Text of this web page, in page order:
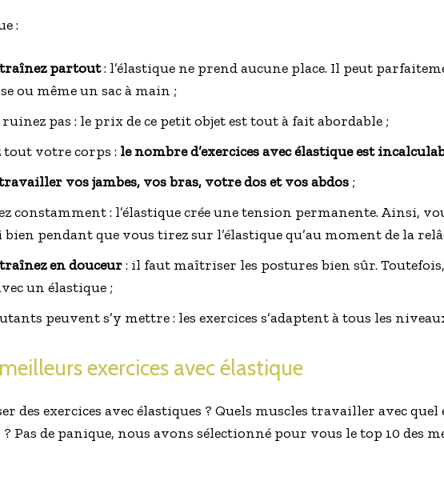
:
partout: l’élastique ne prend aucune place. Il peut
ou même un sac à main ;
pas : le prix de ce petit objet est tout à fait abordable ;
tout votre corps : le nombre d’exercices avec élastique est
vos jambes, vos bras, votre dos et vos abdos;
constamment : l’élastique crée une tension permanente. Ainsi,
bien pendant que vous tirez sur l’élastique qu’au moment de la
en douceur: il faut maîtriser les postures bien sûr.
un élastique ;
peuvent s’y mettre : les exercices s’adaptent à tous les
exercices avec élastique
des exercices avec élastiques ? Quels muscles travailler avec quel
Pas de panique, nous avons sélectionné pour vous le top 10 des